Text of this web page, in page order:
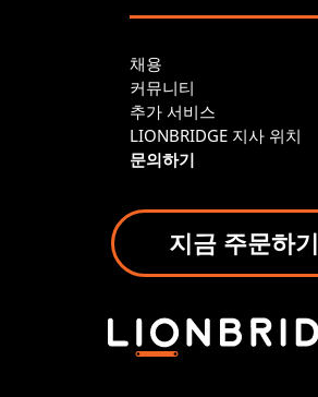
채용
커뮤니티
추가 서비스
LIONBRIDGE 지사 위치
문의하기
지금 주문하기